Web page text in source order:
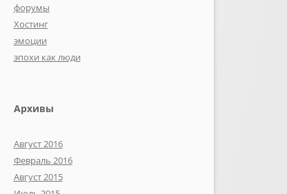
форумы
Хостинг
эмоции
эпохи как люди
Архивы
Август 2016
Февраль 2016
Август 2015